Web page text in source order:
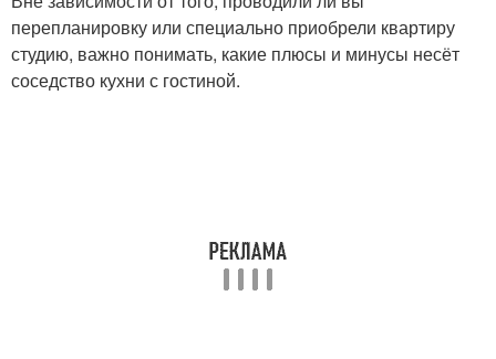
перепланировку или специально приобрели квартиру
студию, важно понимать, какие плюсы и минусы несёт
соседство кухни с гостиной.